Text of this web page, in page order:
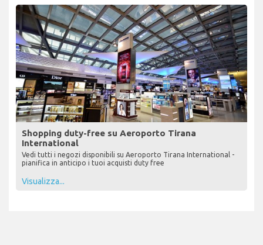
Shopping duty-free su Aeroporto Tirana
International
Vedi tutti i negozi disponibili su Aeroporto Tirana International -
pianifica in anticipo i tuoi acquisti duty free
Visualizza...